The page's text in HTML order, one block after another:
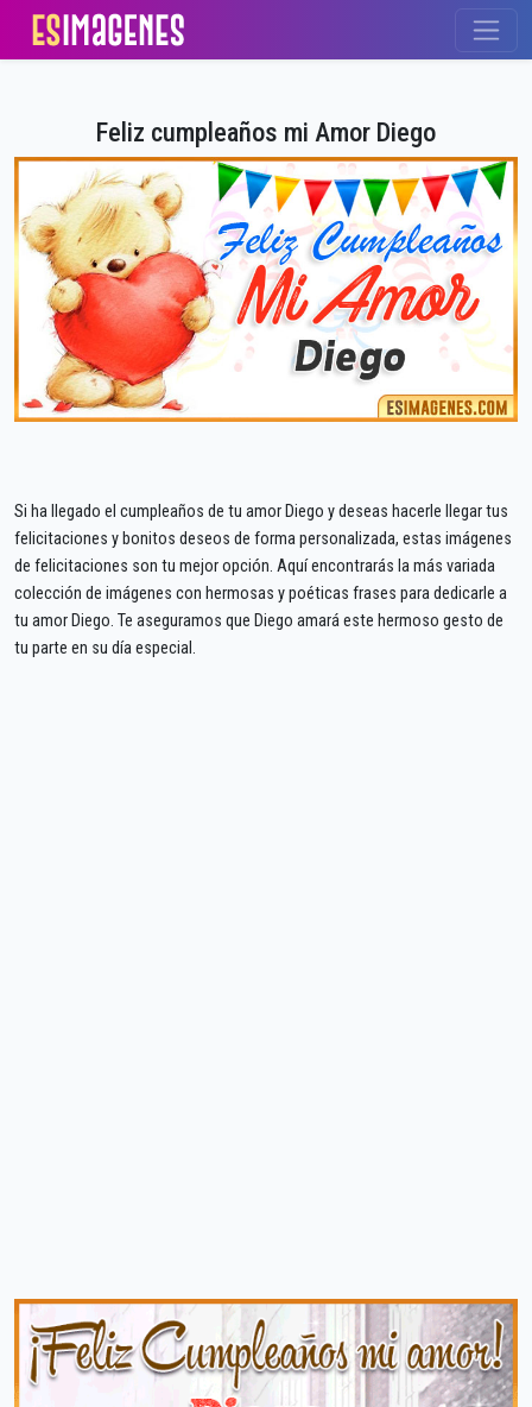
Feliz cumpleaños mi Amor Diego
Si ha llegado el cumpleaños de tu amor Diego y deseas hacerle llegar tus
felicitaciones y bonitos deseos de forma personalizada, estas imágenes
de felicitaciones son tu mejor opción. Aquí encontrarás la más variada
colección de imágenes con hermosas y poéticas frases para dedicarle a
tu amor Diego. Te aseguramos que Diego amará este hermoso gesto de
tu parte en su día especial.